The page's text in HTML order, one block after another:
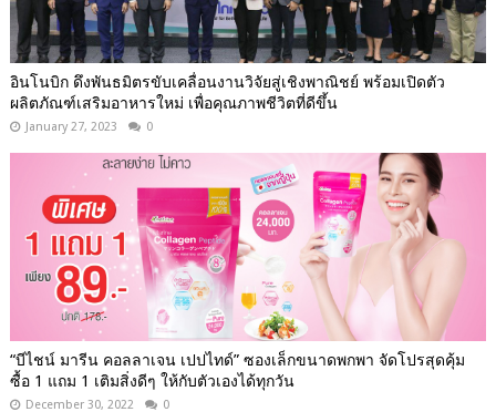
อินโนบิก ดึงพันธมิตรขับเคลื่อนงานวิจัยสู่เชิงพาณิชย์ พร้อมเปิดตัว
ผลิตภัณฑ์เสริมอาหารใหม่ เพื่อคุณภาพชีวิตที่ดีขึ้น
January 27, 2023 0
“บีไชน์ มารีน คอลลาเจน เปปไทด์” ซองเล็กขนาดพกพา จัดโปรสุดคุ้ม
ซื้อ 1 แถม 1 เติมสิ่งดีๆ ให้กับตัวเองได้ทุกวัน
December 30, 2022 0